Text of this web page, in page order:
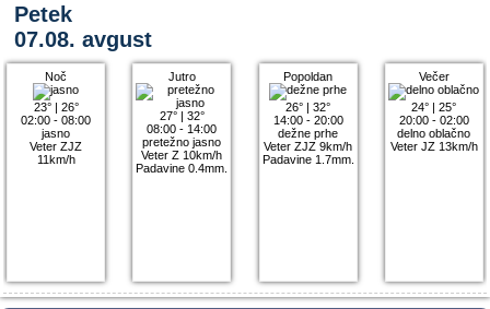
Petek
07.08. avgust
Noč
23°| 26°
02:00 - 08:00
jasno
Veter ZJZ
11km/h
Jutro
27°| 32°
08:00 - 14:00
pretežno jasno
Veter Z 10km/h
Padavine 0.4mm.
Popoldan
26° |32°
14:00 - 20:00
dežne prhe
Veter ZJZ 9km/h
Padavine 1.7mm.
Večer
24° |25°
20:00 - 02:00
delno oblačno
Veter JZ 13km/h